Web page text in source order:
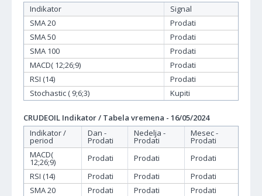
Indikator
Signal
SMA 20
Prodati
SMA 50
Prodati
SMA 100
Prodati
MACD( 12;26;9)
Prodati
RSI (14)
Prodati
Stochastic ( 9;6;3)
Kupiti
CRUDEOIL Indikator / Tabela vremena - 16/05/2024
Indikator /
period
Dan -
Prodati
Nedelja -
Prodati
Mesec -
Prodati
MACD(
12;26;9) Prodati Prodati
Prodati
RSI (14)
Prodati Prodati
Prodati
SMA 20
Prodati Prodati Prodati